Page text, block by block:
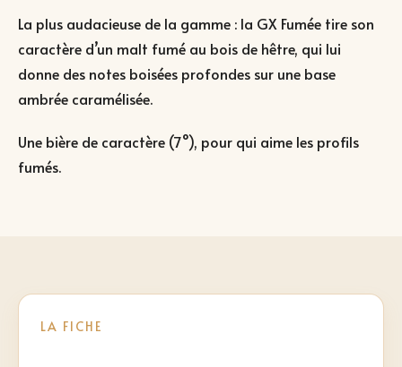
La plus audacieuse de la gamme : la GX Fumée tire son
caractère d’un malt fumé au bois de hêtre, qui lui
donne des notes boisées profondes sur une base
ambrée caramélisée.
Une bière de caractère (7°), pour qui aime les profils
fumés.
LA FICHE